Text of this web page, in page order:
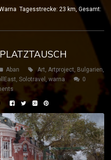
Tagesstrecke: 23 km, Gesamt:
Aban Art, Artproject, Bulgarien,
, Solotravel , warna
0